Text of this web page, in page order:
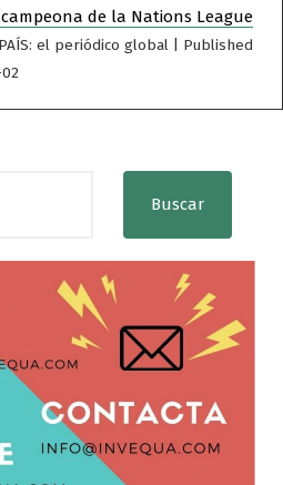
de la Nations League
el periódico global
Published
Buscar